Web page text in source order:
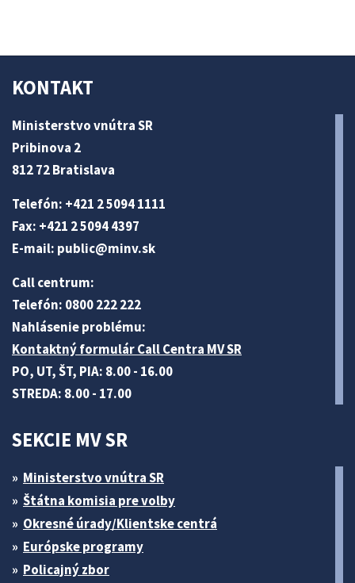
KONTAKT
Ministerstvo vnútra SR
Pribinova 2
812 72 Bratislava
Telefón: +421 2 5094 1111
Fax: +421 2 5094 4397
E-mail: public@minv.sk
Call centrum:
Telefón: 0800 222 222
Nahlásenie problému:
Kontaktný formulár Call Centra MV SR
PO, UT, ŠT, PIA: 8.00 - 16.00
STREDA: 8.00 - 17.00
SEKCIE MV SR
Ministerstvo vnútra SR
Štátna komisia pre volby
Okresné úrady/Klientske centrá
Európske programy
Policajný zbor